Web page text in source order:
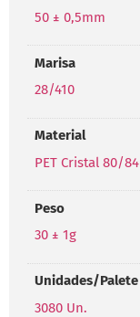
50 ± 0,5mm
Marisa
28/410
Material
PET Cristal 80/84
Peso
30 ± 1g
Unidades/Palete
3080 Un.